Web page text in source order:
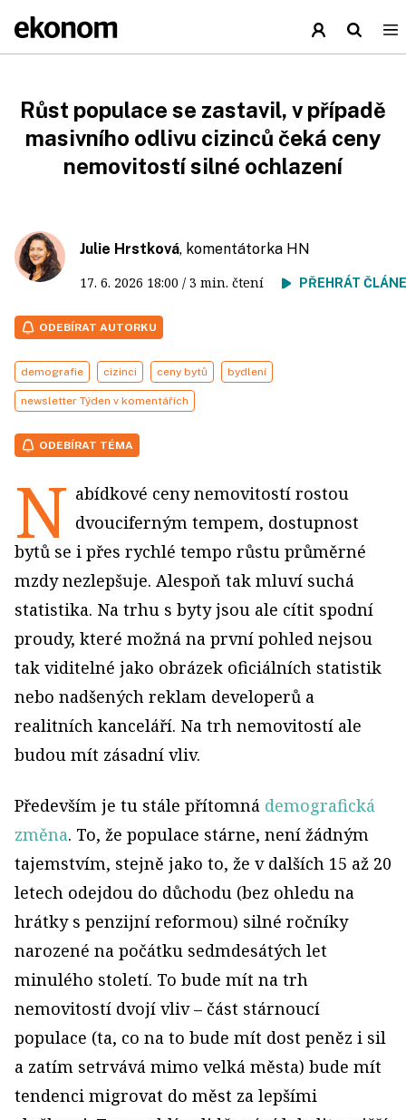
Růst populace se zastavil, v případě
masivního odlivu cizinců čeká ceny
nemovitostí silné ochlazení
Julie Hrstková, komentátorka HN
17. 6. 2026 18:00 / 3 min. čtení PŘEHRÁT
ODEBÍRAT AUTORKU
demografie cizinci ceny bytů bydlení
newsletter Týden v komentářích
ODEBÍRAT TÉMA
N abídkové ceny nemovitostí rostou
dvouciferným tempem, dostupnost
bytů se i přes rychlé tempo růstu průměrné
mzdy nezlepšuje. Alespoň tak mluví suchá
statistika. Na trhu s byty jsou ale cítit spodní
proudy, které možná na první pohled nejsou
tak viditelné jako obrázek oficiálních statistik
nebo nadšených reklam developerů a
realitních kanceláří. Na trh nemovitostí ale
budou mít zásadní vliv.
Především je tu stále přítomná demografická
změna. To, že populace stárne, není žádným
tajemstvím, stejně jako to, že v dalších 15 až 20
letech odejdou do důchodu (bez ohledu na
hrátky s penzijní reformou) silné ročníky
narozené na počátku sedmdesátých let
minulého století. To bude mít na trh
nemovitostí dvojí vliv – část stárnoucí
populace (ta, co na to bude mít dost peněz i sil
a zatím setrvává mimo velká města) bude mít
tendenci migrovat do měst za lepšími